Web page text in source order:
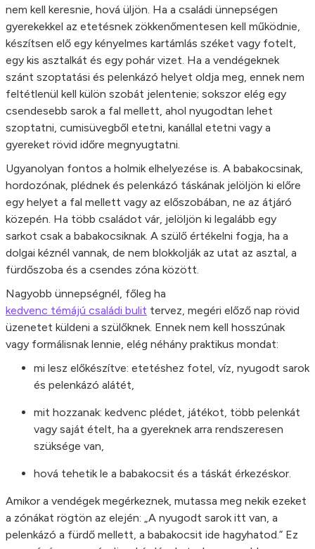
nem kell keresnie, hová üljön. Ha a családi ünnepségen
gyerekekkel az etetésnek zökkenőmentesen kell működnie,
készítsen elő egy kényelmes kartámlás széket vagy fotelt,
egy kis asztalkát és egy pohár vizet. Ha a vendégeknek
szánt szoptatási és pelenkázó helyet oldja meg, ennek nem
feltétlenül kell külön szobát jelentenie; sokszor elég egy
csendesebb sarok a fal mellett, ahol nyugodtan lehet
szoptatni, cumisüvegből etetni, kanállal etetni vagy a
gyereket rövid időre megnyugtatni.
Ugyanolyan fontos a holmik elhelyezése is. A babakocsinak,
hordozónak, plédnek és pelenkázó táskának jelöljön ki előre
egy helyet a fal mellett vagy az előszobában, ne az átjáró
közepén. Ha több családot vár, jelöljön ki legalább egy
sarkot csak a babakocsiknak. A szülő értékelni fogja, ha a
dolgai kéznél vannak, de nem blokkolják az utat az asztal, a
fürdőszoba és a csendes zóna között.
Nagyobb ünnepségnél, főleg ha
kedvenc témájú családi bulit tervez, megéri előző nap rövid
üzenetet küldeni a szülőknek. Ennek nem kell hosszúnak
vagy formálisnak lennie, elég néhány praktikus mondat:
mi lesz előkészítve: etetéshez fotel, víz, nyugodt sarok
és pelenkázó alátét,
mit hozzanak: kedvenc plédet, játékot, több pelenkát
vagy saját ételt, ha a gyereknek arra rendszeresen
szüksége van,
hová tehetik le a babakocsit és a táskát érkezéskor.
Amikor a vendégek megérkeznek, mutassa meg nekik ezeket
a zónákat rögtön az elején: „A nyugodt sarok itt van, a
pelenkázó a fürdő mellett, a babakocsit ide hagyhatod.” Ez